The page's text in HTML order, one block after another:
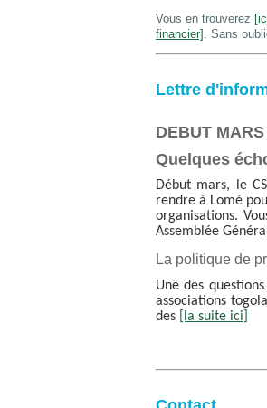
Vous en trouverez
financier] . Sans
Lettre
DEBUT
Quelques
Début mars, le
rendre à Lomé
organisations.
Assemblée
La politique de
Une des
associations
des
[la suite ici]